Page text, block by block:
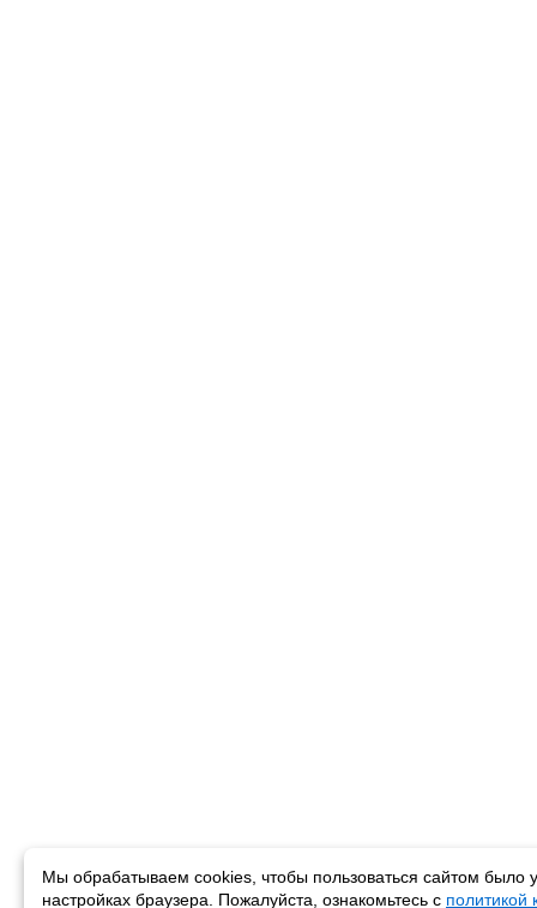
Мы обрабатываем cookies, чтобы пользоваться сайтом было
настройках браузера. Пожалуйста, ознакомьтесь с политикой